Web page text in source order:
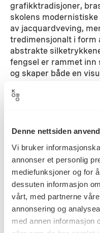
Denne nettsiden
Vi bruker
annonser et personlig
mediefunksjoner og for
dessuten informasjon
vårt, med partnerne
annonsering og
med annen informasjon
grafikktradisjoner,
skolens
av jacquardveving,
tredimensjonalt i form
abstrakte
fengsel er rammet
og skaper både en
Datering 2015